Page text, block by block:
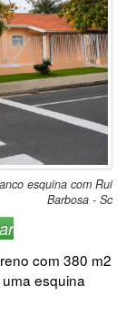
esquina com Rui
Barbosa - Sc
com 380 m2
esquina